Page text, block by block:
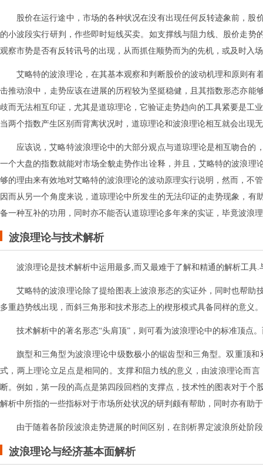
股价在运行途中，市场的各种状况在没有出现任何反转迹象前，
的小波段实行研判，作些即时短线买卖。如支撑线与阻力线、股价走
观察市势是否有反转讯号的出现，从而抓住顺势而为的先机，或及时入
艾略特的波浪理论，在其基本观察和判断股价的波动机理和原则
击推动浪中，走势应该在进展的历程较为坚挺稳健，且其指数形态亦
歧而无法相互印证，尤其是道琼理论，它验证走势趋向的工具紧要是工
当两个指数产生区别而背离状况时，道琼理论和波浪理论相互就会出现
应该说，艾略特波浪理论中的大部分观点与道琼理论是相互吻合
一个大盘的指数就能对市场全貌走势作出诠释，并且，艾略特的波浪
够的理由来有效地对艾略特的波浪理论的波动原理实行说明，然而，不
因而从另一个角度来说，道琼理论中所发生的无法印证的走势现象，
备一种互补的功用，同时亦不能否认道琼理论多年来的实证，毕竟波浪
波浪理论与技术解析
波浪理论是技术解析中运用最多,而又最难于了解和精通的解析工具
艾略特的波浪理论除了提给图表上波浪形态的实证外，同时也帮
多重趋势线出现，而斜三角形和技术形态上的楔形模式具备同样的意义。
技术解析中的著名形态“头肩顶”，则可看为波浪理论中的标准顶点
旗型和三角型为波浪理论中级数极小的锯齿型和三角型。双重顶
式，两上理论立足点是相同的。支撑和阻力线的意义，由波浪理论而
断。例如，第一段的高点是第四段回档的支撑点，技术性的图表对于
解析中所指的一些指标对于市场所处状况的研判颇有帮助，同时亦有助
由于随着各阶段波浪走势进展的时间区别，在剖析界定波浪所处阶
波浪理论与经济基本面解析